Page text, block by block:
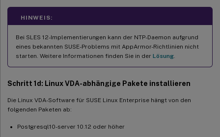
HINWEIS:
Bei SLES 12-Implementierungen kann der NTP-Daemon aufgrund
eines bekannten SUSE-Problems mit AppArmor-Richtlinien nicht
starten. Weitere Informationen finden Sie in der Lösung
Schritt 1d: Linux VDA-abhängige Pakete installieren
Die Linux VDA-Software für SUSE Linux Enterprise hängt von den
folgenden Paketen ab:
Postgresql10-server 10.12 oder höher